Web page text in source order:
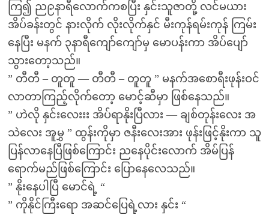
ကြ၍ ည၉နာရီလောက်ကစပြီး နှင်းသူဇာတို့ လင်မယား
အိပ်ခန်းတွင် နားလိုက် လိုးလိုက်နှင် မီးကုန်ရမ်းကုန် ကြမ်း
နေပြီး မနက် ၃နာရီကျော်ကျော်မှ မောပန်းကာ အိပ်ပျော်
သွားတော့သည်။
” တီတီ – တူတူ — တီတီ – တူတူ ” မနက်အစောရီးဖုန်းဝင်
လာတာကြည့်လိုက်တော့ မောင့်ဆီမှာ ဖြစ်နေသည်။
” ဟဲလို နှင်းလေးးး အိပ်ရာနိုးပြီလား — ချစ်တုန်းလေး အ
သဲလေး အူမွှ ” ထွန်းကိုမှာ ဇနီးလေးအား ဖုန်းဖြင့်နိုးကာ သူ
ပြန်လာနေပြီဖြစ်ကြောင်း ညနေပိုင်းလောက် အိမ်ပြန်
ရောက်မည်ဖြစ်ကြောင်း ပြောနေလေသည်။
” နိုးနေပါပြီ မောင်ရဲ့ “
” ကိုနိုင်ကြီးရော အဆင်ပြေရဲ့လား နှင်း “